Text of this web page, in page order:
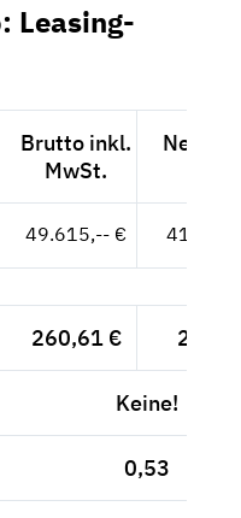
Leasing-
Brutto inkl.
MwSt.
Netto
49.615,-- €
260,61 €
Keine!
0,53